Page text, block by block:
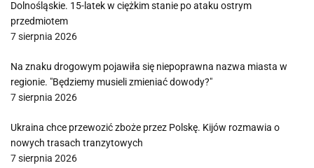
Dolnośląskie. 15-latek w ciężkim stanie po ataku ostrym
przedmiotem
7 sierpnia 2026
Na znaku drogowym pojawiła się niepoprawna nazwa miasta w
regionie. "Będziemy musieli zmieniać dowody?"
7 sierpnia 2026
Ukraina chce przewozić zboże przez Polskę. Kijów rozmawia o
nowych trasach tranzytowych
7 sierpnia 2026